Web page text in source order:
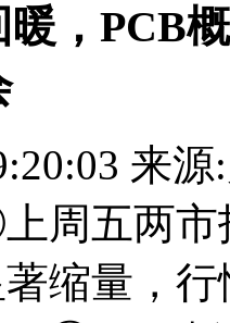
，PCB
来源
五两市
缩量，